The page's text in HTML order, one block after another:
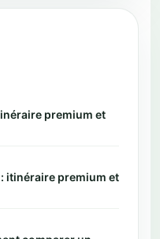
premium et
itinéraire premium et